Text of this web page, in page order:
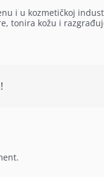
i u kozmetičkoj
tonira kožu i